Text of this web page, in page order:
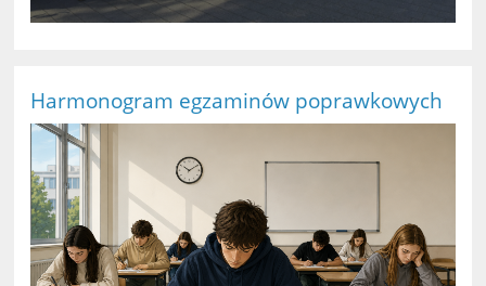
Harmonogram egzaminów poprawkowych